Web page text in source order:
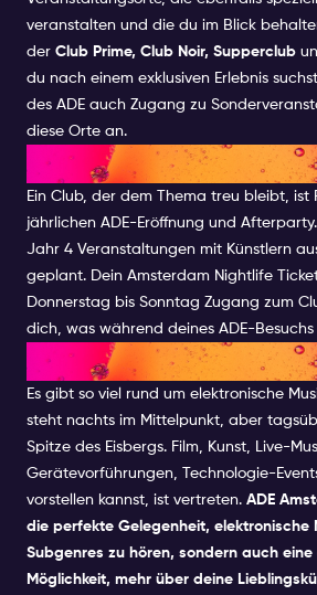
veranstalten und die du im Blick
der Club Prime, Club Noir, Supperclub
du nach einem exklusiven Erlebnis
des ADE auch Zugang zu
diese Orte an.
PANAMA X ADE
Ein Club, der dem Thema treu bleibt, ist
jährlichen ADE-Eröffnung und
Jahr 4 Veranstaltungen mit Künstlern
geplant. Dein Amsterdam Nightlife
Donnerstag bis Sonntag Zugang zum
dich, was während deines ADE-
ADE TAGSÜBER
Es gibt so viel rund um elektronische
steht nachts im Mittelpunkt, aber
Spitze des Eisbergs. Film, Kunst, Live-
Gerätevorführungen, Technologie-
vorstellen kannst, ist vertreten. ADE
die perfekte Gelegenheit, elektronische
Subgenres zu hören, sondern auch
Möglichkeit, mehr über deine